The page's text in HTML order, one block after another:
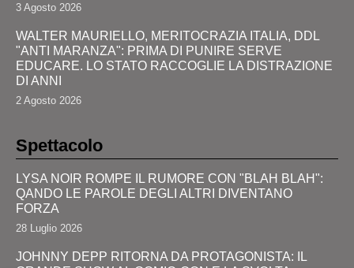
3 Agosto 2026
WALTER MAURIELLO, MERITOCRAZIA ITALIA, DDL
"ANTI MARANZA": PRIMA DI PUNIRE SERVE
EDUCARE. LO STATO RACCOGLIE LA DISTRAZIONE
DI ANNI
2 Agosto 2026
Spettacolo
LYSA NOIR ROMPE IL RUMORE CON "BLAH BLAH":
QANDO LE PAROLE DEGLI ALTRI DIVENTANO
FORZA
28 Luglio 2026
JOHNNY DEPP RITORNA DA PROTAGONISTA: IL